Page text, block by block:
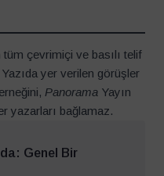
tüm çevrimiçi ve basılı telif
yer verilen görüşler
Panorama Yayın
yazarları bağlamaz.
Genel Bir